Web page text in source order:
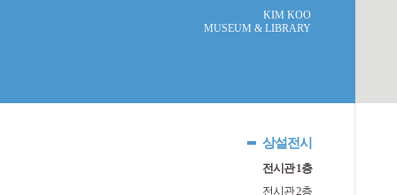
KIM KOO
MUSEUM & LIBRARY
상설전시
전시관 1층
전시관 2층